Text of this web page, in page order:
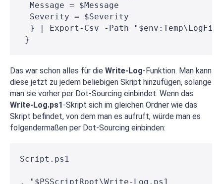
  Message = $Message
  Severity = $Severity
} | Export-Csv -Path
}
Das war schon alles für die Write-Log-Funktion. Man kann
diese jetzt zu jedem beliebigen Skript hinzufügen, solange
man sie vorher per Dot-Sourcing einbindet. Wenn das
Write-Log.ps1 -Skript sich im gleichen Ordner wie das
Skript befindet, von dem man es aufruft, würde man es
folgendermaßen per Dot-Sourcing einbinden:
Script.ps1
. "$PSScriptRoot\Write-Log.ps1